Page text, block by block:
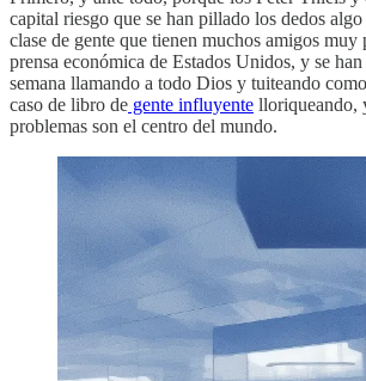
capital riesgo que se han pillado los dedos
clase de gente que tienen muchos amigos muy
prensa económica de Estados Unidos, y se
semana llamando a todo Dios y tuiteando
caso de libro de gente influyente lloriqueando,
problemas son el centro del mundo.